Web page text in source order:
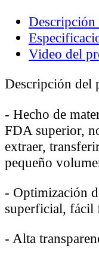
Video del
Descripción del
- Hecho de
FDA superior,
extraer,
pequeño
- Optimización
superficial,
- Alta